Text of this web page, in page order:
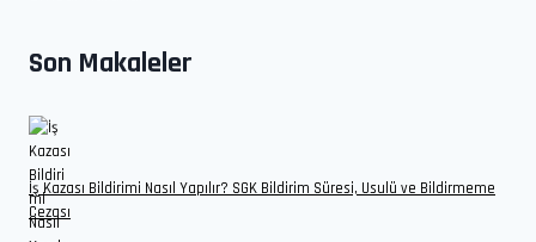
Son Makaleler
İş Kazası Bildirimi Nasıl Yapılır? SGK Bildirim Süresi, Usulü ve Bildirmeme
Cezası